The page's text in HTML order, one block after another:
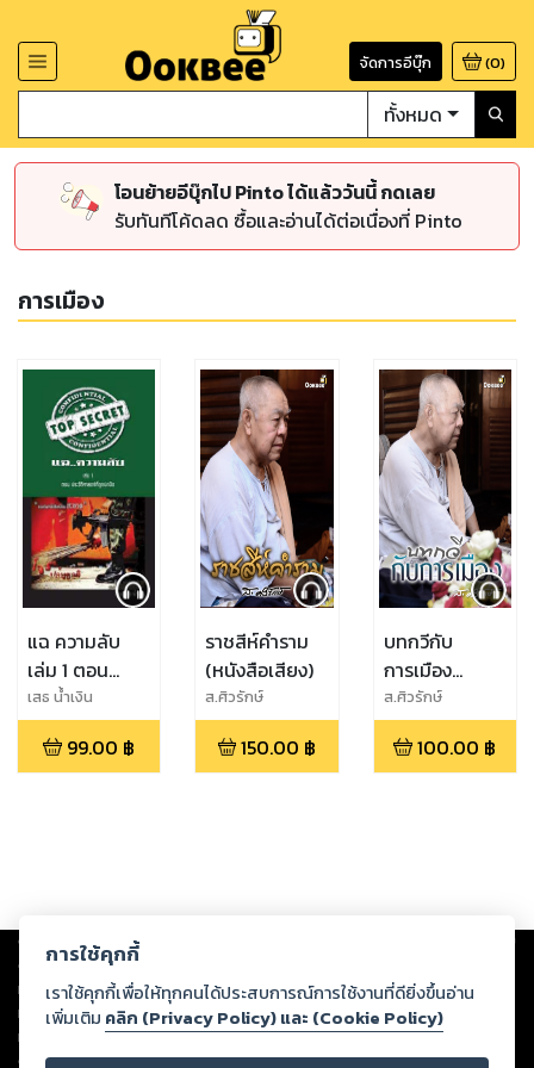
จัดการอีบุ๊ก (0)
ทั้งหมด
โอนย้ายอีบุ๊กไป Pinto ได้แล้ววันนี้ กดเลย
รับทันทีโค้ดลด ซื้อและอ่านได้ต่อเนื่องที่ Pinto
การเมือง
แฉ ความลับ
เล่ม 1 ตอน
บันทึกลับ
ประวัติศาสตร์ที่
ถูกปกปิด
เสธ น้ำเงิน
99.00 ฿
ราชสีห์คำราม
(หนังสือเสียง)
ส.ศิวรักษ์
150.00 ฿
บทกวีกับ
การเมือง
(หนังสือเสียง)
ส.ศิวรักษ์
100.00 ฿
Copyright © 2026
ต่อผลงานหรือเนื้อหาใดที่อัปโหลดผ่านเว็บไซต์และปรากฏว่าละเมิดสิทธิใน
ทรัพย์สินทางปัญญาของบุคคลอื่นหรือขัดต่อกฎหมายและศีลธรรม ดังนั้น ผู้อ่าน
ทุกท่านโปรดใช้วิจารณญาณในการกลั่นกรองด้วยตนเอง และหากท่านพบว่าส่วน
หนึ่งส่วนใดขัดต่อกฎหมายและศีลธรรม กรุณาแจ้งมายังบริษัท เพื่อทีมงานจะได้
ดำเนินการในทันที ทั้งนี้ ทางสตอรี่ล็อกขอสงวนลิขสิทธิ์ตามพระราชบัญญัติ
การใช้คุกกี้
เราใช้คุกกี้เพื่อให้ทุกคนได้ประสบการณ์การใช้งานที่ดียิ่งขึ้นอ่าน
เพิ่มเติม คลิก (Privacy Policy) และ (Cookie Policy)